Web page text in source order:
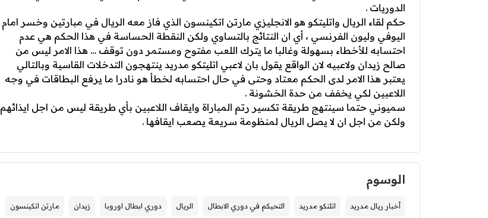
الدوريات .
حكم لقاء الريال واتليتكو هو الانجليزي مارتن اتكينسون الذي فاز معه الريال في مبارتين وخسر امام
اليوفي وليون الفرنسي ، أي ان النتائج بالتساوي ولكن النقطة الحساسة في هذا الحكم هي عدم
احتسابه للأخطاء بسهولة وغالبا ما يترك اللعب مفتوح ومستمر دون توقف … هذا الامر ليس من
صالح زيدان ولاعبيه لان الواقع يقول بان لاعبي اتليتكو مدريد ينتهجون التدخلات القاسية وبالتالي
يعتبر هذا الامر لدى الحكم معتاد وحتى في حال احتسابه لخطأ هو نادرا ما يرفع البطاقات في وجه
اللاعبين لكي يخفف من حدة الخشونة .
سميوني حتما سينتهج طريقة تكسير رتم المباراة وايقاف اللاعبين بأي طريقة ليس من اجل ايذائهم
ولكن من اجل ان لا يصل الريال لمنظومة سريعة يصعب ايقافها .
الوسوم
أخبار ريال مدريد اتلتكو مدريد التحيكم في دوري الابطال الريال دوري ابطال اوروبا زيدان مارتن اتكينسون